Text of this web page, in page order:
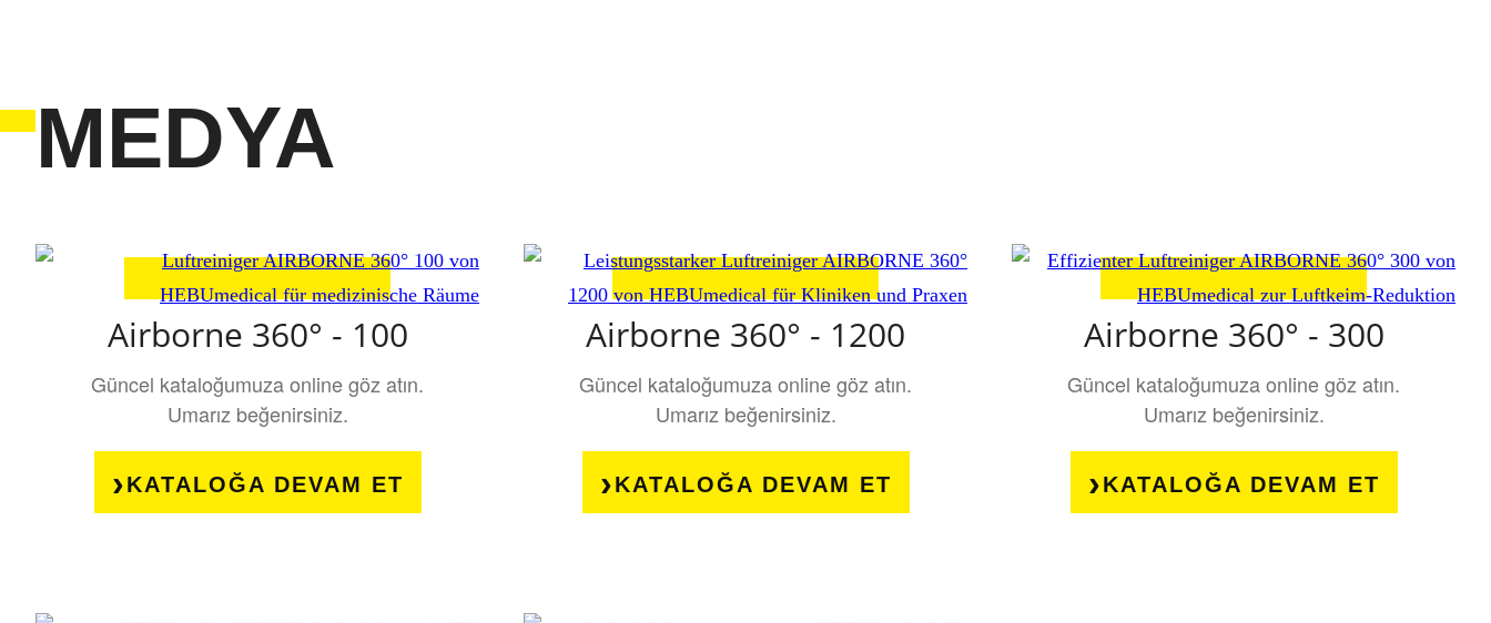
MEDYA
Airborne 360° - 100
Güncel kataloğumuza online göz atın.
Umarız beğenirsiniz.
KATALOĞA DEVAM ET
Airborne 360° - 1200
Güncel kataloğumuza online göz atın.
Umarız beğenirsiniz.
KATALOĞA DEVAM ET
Airborne 360° - 300
Güncel kataloğumuza online göz atın.
Umarız beğenirsiniz.
KATALOĞA DEVAM ET